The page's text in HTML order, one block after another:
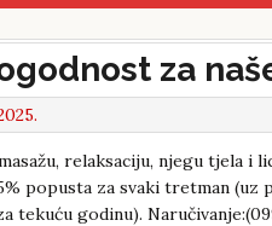
za
relaksaciju, njegu tjela i
popusta za svaki tretman (uz
tekuću godinu).